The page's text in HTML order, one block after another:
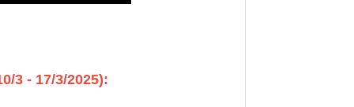
3 - 17/3/2025):